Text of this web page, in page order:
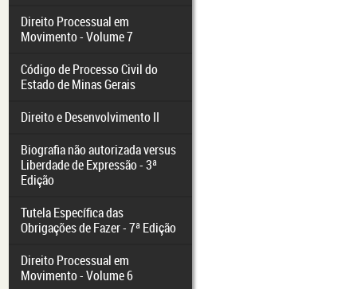
Direito Processual em
Movimento - Volume 7
Código de Processo Civil do
Estado de Minas Gerais
Direito e Desenvolvimento II
Biografia não autorizada versus
Liberdade de Expressão - 3ª
Edição
Tutela Específica das
Obrigações de Fazer - 7ª Edição
Direito Processual em
Movimento - Volume 6